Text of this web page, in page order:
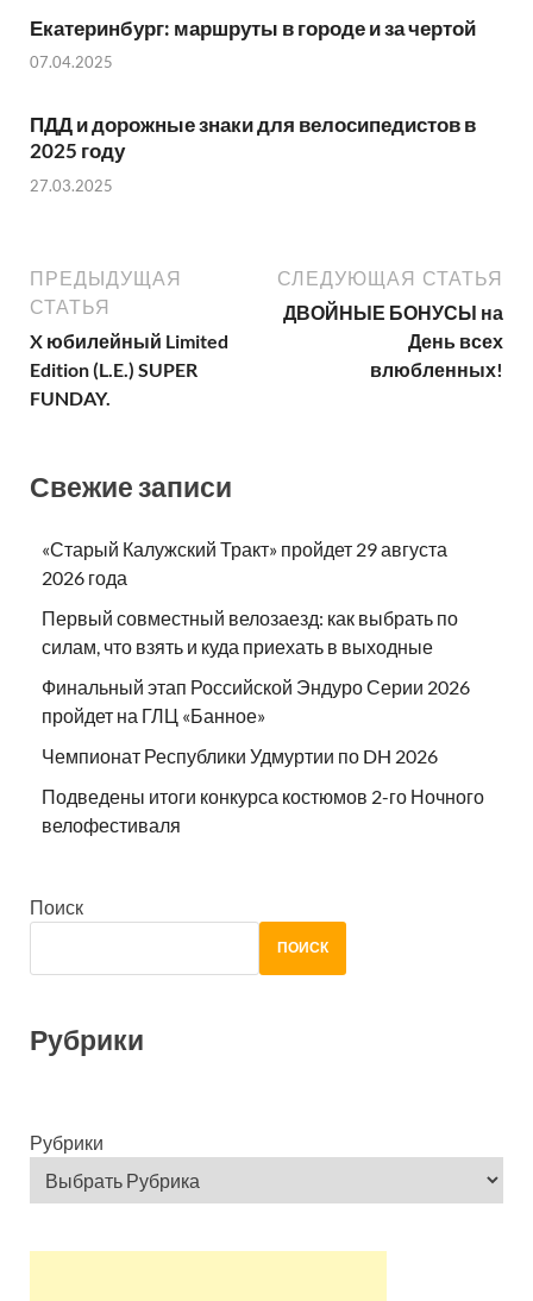
Екатеринбург: маршруты в городе и за чертой
07.04.2025
ПДД и дорожные знаки для велосипедистов в
2025 году
27.03.2025
ПРЕДЫДУЩАЯ
СТАТЬЯ
X юбилейный Limited
Edition (L.E.) SUPER
FUNDAY.
СЛЕДУЮЩАЯ СТАТЬЯ
ДВОЙНЫЕ БОНУСЫ на
День всех
влюбленных!
Свежие записи
«Старый Калужский Тракт» пройдет 29 августа
2026 года
Первый совместный велозаезд: как выбрать по
силам, что взять и куда приехать в выходные
Финальный этап Российской Эндуро Серии 2026
пройдет на ГЛЦ «Банное»
Чемпионат Республики Удмуртии по DH 2026
Подведены итоги конкурса костюмов 2-го Ночного
велофестиваля
Поиск
ПОИСК
Рубрики
Рубрики